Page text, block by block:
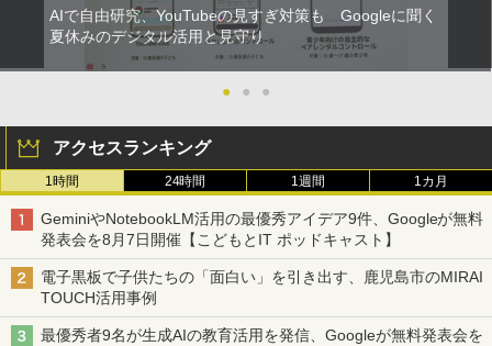
AIで自由研究、YouTubeの見すぎ対策も Googleに聞く
夏休みのデジタル活用と見守り
● ● ●
アクセスランキング
1時間 24時間 1週間 1カ月
GeminiやNotebookLM活用の最優秀アイデア9件、Googleが無料
発表会を8月7日開催【こどもとIT ポッドキャスト】
電子黒板で子供たちの「面白い」を引き出す、鹿児島市のMIRAI
TOUCH活用事例
最優秀者9名が生成AIの教育活用を発信、Googleが無料発表会を